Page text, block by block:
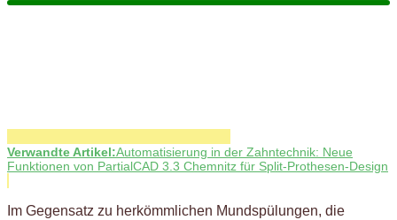
Verwandte Artikel:Automatisierung in der Zahntechnik: Neue
Funktionen von PartialCAD 3.3 Chemnitz für Split-Prothesen-Design
Im Gegensatz zu herkömmlichen Mundspülungen, die